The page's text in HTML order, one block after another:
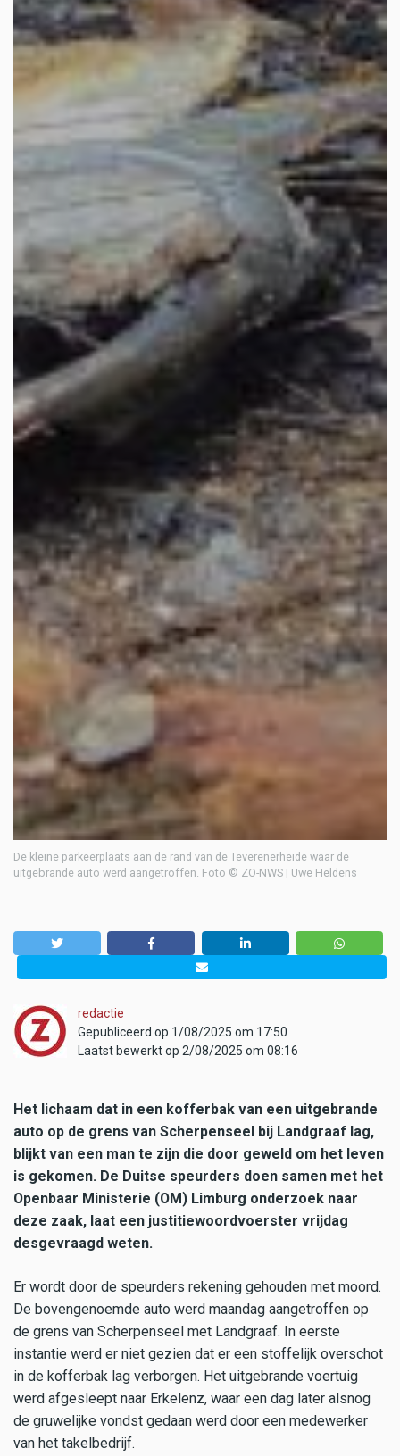
De kleine parkeerplaats aan de rand van de Teverenerheide waar de
uitgebrande auto werd aangetroffen. Foto © ZO-NWS | Uwe Heldens
redactie
Gepubliceerd op 1/08/2025 om 17:50
Laatst bewerkt op 2/08/2025 om 08:16
Het lichaam dat in een kofferbak van een uitgebrande
auto op de grens van Scherpenseel bij Landgraaf lag,
blijkt van een man te zijn die door geweld om het leven
is gekomen. De Duitse speurders doen samen met het
Openbaar Ministerie (OM) Limburg onderzoek naar
deze zaak, laat een justitiewoordvoerster vrijdag
desgevraagd weten.
Er wordt door de speurders rekening gehouden met moord.
De bovengenoemde auto werd maandag aangetroffen op
de grens van Scherpenseel met Landgraaf. In eerste
instantie werd er niet gezien dat er een stoffelijk overschot
in de kofferbak lag verborgen. Het uitgebrande voertuig
werd afgesleept naar Erkelenz, waar een dag later alsnog
de gruwelijke vondst gedaan werd door een medewerker
van het takelbedrijf.